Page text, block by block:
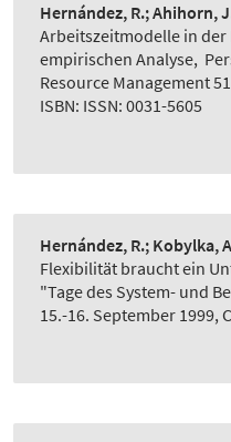
Hernández, R.; Ahihorn,
Arbeitszeitmodelle in
empirischen Analyse,
Resource Management
ISBN: ISSN: 0031-5605
Hernández, R.; Kobylka,
Flexibilität braucht ein
"Tage des System- und
15.-16. September 1999,